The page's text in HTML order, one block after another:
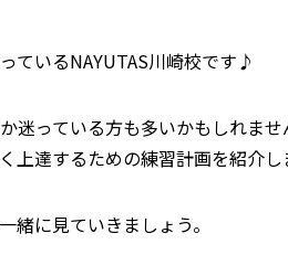
ているNAYUTAS川崎校です♪
っている方も多いかもしれませ
上達するための練習計画を紹介し
緒に見ていきましょう。